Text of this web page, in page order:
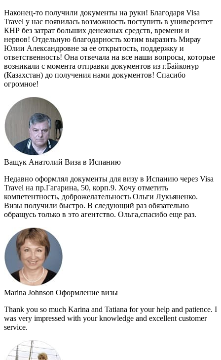
Наконец-то получили документы на руки! Благодаря Visa
Travel у нас появилась возможность поступить в университет
КНР без затрат больших денежных средств, времени и
нервов! Отдельную благодарность хотим выразить Мирау
Юлии Александровне за ее открытость, поддержку и
ответственность! Она отвечала на все наши вопросы, которые
возникали с момента отправки документов из г.Байконур
(Казахстан) до получения нами документов! Спасибо
огромное!
Ващук Анатолий Виза в Испанию
Недавно оформлял документы для визу в Испанию через Visa
Travel на пр.Гагарина, 50, корп.9. Хочу отметить
компетентность, доброжелательность Ольги Лукьяненко.
Визы получили быстро. В следующий раз обязательно
обращусь только в это агентство. Ольга,спасибо еще раз.
Marina Johnson Оформление визы
Thank you so much Karina and Tatiana for your help and patience. I
was very impressed with your knowledge and excellent customer
service.